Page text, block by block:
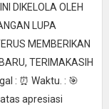
DIKELOLA OLEH
LUPA
MEMBERIKAN
TERIMAKASIH
: ⏰ Waktu. : 🎯
apresiasi